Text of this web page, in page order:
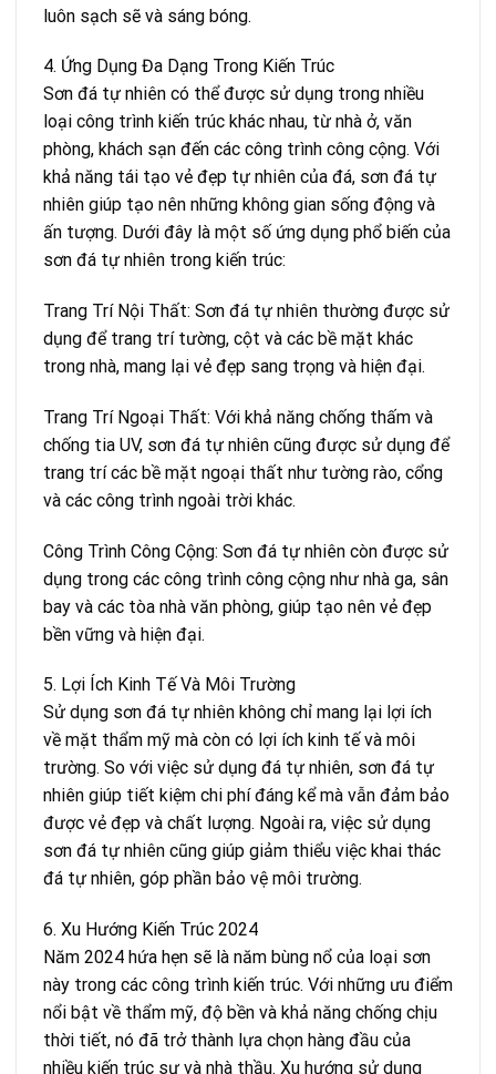
luôn sạch sẽ và sáng bóng.
4. Ứng Dụng Đa Dạng Trong Kiến Trúc
Sơn đá tự nhiên có thể được sử dụng trong nhiều
loại công trình kiến trúc khác nhau, từ nhà ở, văn
phòng, khách sạn đến các công trình công cộng. Với
khả năng tái tạo vẻ đẹp tự nhiên của đá, sơn đá tự
nhiên giúp tạo nên những không gian sống động và
ấn tượng. Dưới đây là một số ứng dụng phổ biến của
sơn đá tự nhiên trong kiến trúc:
Trang Trí Nội Thất: Sơn đá tự nhiên thường được sử
dụng để trang trí tường, cột và các bề mặt khác
trong nhà, mang lại vẻ đẹp sang trọng và hiện đại.
Trang Trí Ngoại Thất: Với khả năng chống thấm và
chống tia UV, sơn đá tự nhiên cũng được sử dụng để
trang trí các bề mặt ngoại thất như tường rào, cổng
và các công trình ngoài trời khác.
Công Trình Công Cộng: Sơn đá tự nhiên còn được sử
dụng trong các công trình công cộng như nhà ga, sân
bay và các tòa nhà văn phòng, giúp tạo nên vẻ đẹp
bền vững và hiện đại.
5. Lợi Ích Kinh Tế Và Môi Trường
Sử dụng sơn đá tự nhiên không chỉ mang lại lợi ích
về mặt thẩm mỹ mà còn có lợi ích kinh tế và môi
trường. So với việc sử dụng đá tự nhiên, sơn đá tự
nhiên giúp tiết kiệm chi phí đáng kể mà vẫn đảm bảo
được vẻ đẹp và chất lượng. Ngoài ra, việc sử dụng
sơn đá tự nhiên cũng giúp giảm thiểu việc khai thác
đá tự nhiên, góp phần bảo vệ môi trường.
6. Xu Hướng Kiến Trúc 2024
Năm 2024 hứa hẹn sẽ là năm bùng nổ của loại sơn
này trong các công trình kiến trúc. Với những ưu điểm
nổi bật về thẩm mỹ, độ bền và khả năng chống chịu
thời tiết, nó đã trở thành lựa chọn hàng đầu của
nhiều kiến trúc sư và nhà thầu. Xu hướng sử dụng